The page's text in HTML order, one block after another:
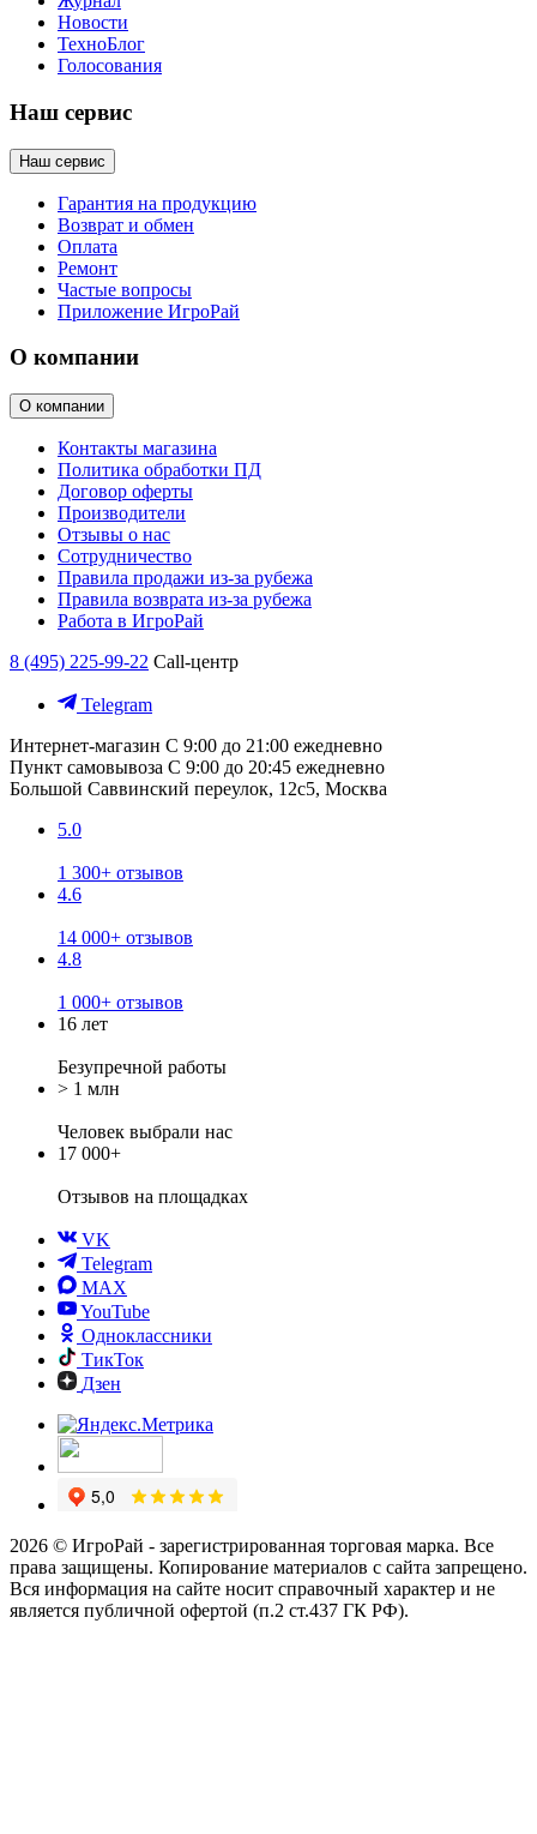
Новости
ТехноБлог
Голосования
Наш сервис
Наш сервис
Гарантия на продукцию
Возврат и обмен
Оплата
Ремонт
Частые вопросы
Приложение ИгроРай
О компании
О компании
Контакты магазина
Политика обработки ПД
Договор оферты
Производители
Отзывы о нас
Сотрудничество
Правила продажи из-за рубежа
Правила возврата из-за рубежа
Работа в ИгроРай
8 (495) 225-99-22 Call-центр
Telegram
Интернет-магазин С 9:00 до 21:00 ежедневно
Пункт самовывоза С 9:00 до 20:45 ежедневно
Большой Саввинский переулок, 12с5, Москва
5.0
1 300+ отзывов
4.6
14 000+ отзывов
4.8
1 000+ отзывов
16 лет
Безупречной работы
> 1 млн
Человек выбрали нас
17 000+
Отзывов на площадках
VK
Telegram
MAX
YouTube
Одноклассники
ТикТок
Дзен
2026 © ИгроРай - зарегистрированная торговая марка. Все
права защищены. Копирование материалов с сайта запрещено.
Вся информация на сайте носит справочный характер и не
является публичной офертой (п.2 ст.437 ГК РФ).